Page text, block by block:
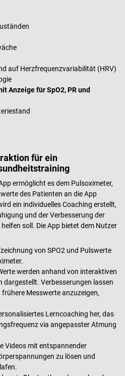
auf Herzfrequenzvariabilität (HRV)
Anzeige für SpO2, PR und
für ein
ermöglicht es dem Pulsoximeter,
des Patienten an die App
ein individuelles Coaching erstellt,
und der Verbesserung der
soll. Die App bietet dem Nutzer
von SPO2 und Pulswerte
werden anhand von interaktiven
dargestellt. Verbesserungen lassen
Messwerte anzuzeigen,
Lerncoaching her, das
via angepasster Atmung
Videos mit entspannender
zu lösen und